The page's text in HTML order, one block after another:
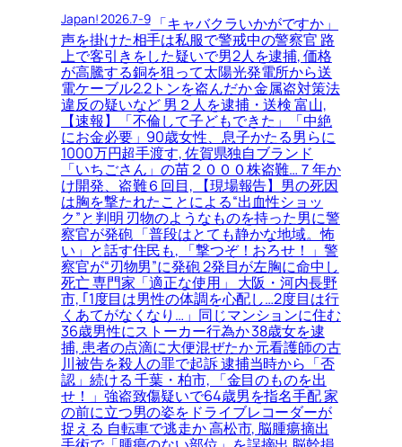
Japan! 2026.7-9「キャバクラいかがですか」
声を掛けた相手は私服で警戒中の警察官 路
上で客引きをした疑いで男2人を逮捕, 価格
が高騰する銅を狙って太陽光発電所から送
電ケーブル2.2トンを盗んだか 金属盗対策法
違反の疑いなど 男２人を逮捕・送検 富山,
【速報】「不倫して子どもできた」「中絶
にお金必要」90歳女性、息子かたる男らに
1000万円超手渡す, 佐賀県独自ブランド
「いちごさん」の苗２０００株盗難…７年か
け開発、盗難６回目, 【現場報告】男の死因
は胸を撃たれたことによる“出血性ショッ
ク”と判明 刃物のようなものを持った男に警
察官が発砲 「普段はとても静かな地域。怖
い」と話す住民も, 「撃つぞ！おろせ！」警
察官が“刃物男”に発砲 2発目が左胸に命中し
死亡 専門家「適正な使用」 大阪・河内長野
市, ｢1度目は男性の体調を心配し…2度目は行
くあてがなくなり…」同じマンションに住む
36歳男性にストーカー行為か 38歳女を逮
捕, 患者の点滴に大便混ぜたか 元看護師の古
川被告を殺人の罪で起訴 逮捕当時から「否
認」続ける 千葉・柏市, 「金目のものを出
せ！」強盗致傷疑いで64歳男を指名手配 家
の前に立つ男の姿をドライブレコーダーが
捉える 自転車で逃走か 高松市, 脳腫瘍摘出